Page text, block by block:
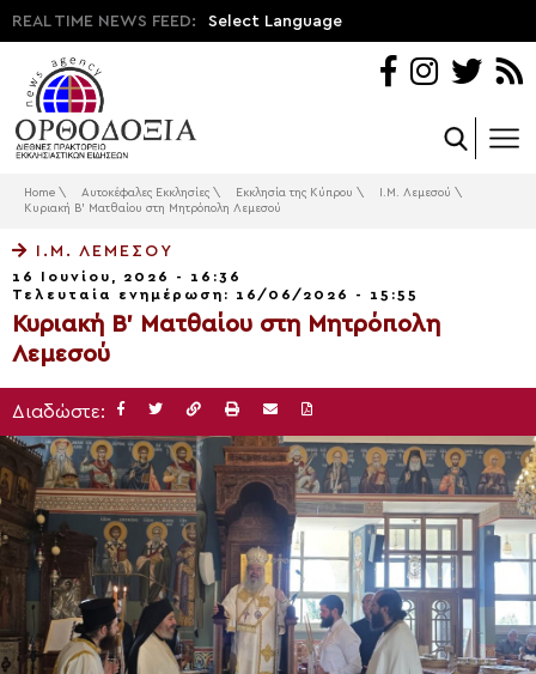
REAL TIME NEWS FEED: Select Language
Home \ Αυτοκέφαλες Εκκλησίες \ Εκκλησία της Κύπρου \ Ι.Μ. Λεμεσού \
Κυριακή Β’ Ματθαίου στη Μητρόπολη Λεμεσού
Ι.Μ. ΛΕΜΕΣΟΎ
16 Ιουνίου, 2026 - 16:36
Τελευταία ενημέρωση: 16/06/2026 - 15:55
Κυριακή Β’ Ματθαίου στη Μητρόπολη
Λεμεσού
Διαδώστε: